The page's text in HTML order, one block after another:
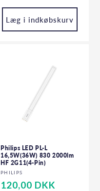
Læg i indkøbskurv
Philips LED PL-L
16,5W(36W) 830 2000lm
HF 2G11(4-Pin)
Forhandler:
PHILIPS
Normalpris
120,00 DKK